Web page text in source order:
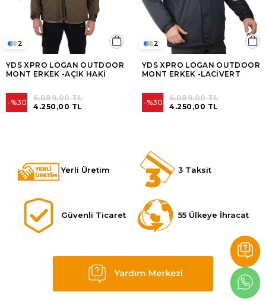
YDS XPRO LOGAN OUTDOOR
MONT ERKEK -AÇIK HAKİ
%30 4.250,00 TL
6.089,00 TL
2
YDS XPRO LOGAN OUTDOOR
MONT ERKEK -LACİVERT
%30 4.250,00 TL
6.089,00 TL
2
Yerli Üretim 3 Taksit
Güvenli Ticaret 55 Ülkeye İhracat